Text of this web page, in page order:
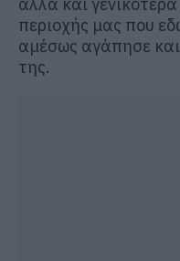
περιοχής μας που
αμέσως αγάπησε και
της.